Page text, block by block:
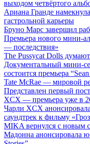
выходом четвёртого
Ариана Гранде
гастрольной карьеры
Бруно Марс завершил
Премьера нового мини-
— последствия»
The Pussycat Dolls
Документальный мини-
состоится премьера
Tate McRae — мировой
Представлен первый
XCX — премьера уже в
Чарли XCX
саундтрек к фильму
MIKA вернулся с новым
Мадонна анонсировала